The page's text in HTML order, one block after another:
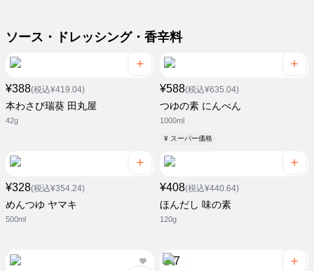
ソース・ドレッシング・香辛料
¥388(税込¥419.04)
本わさび瑞葵 田丸屋
42g
¥588(税込¥635.04)
つゆの素 にんべん
1000ml
¥ スーパー価格
¥328(税込¥354.24)
めんつゆ ヤマキ
500ml
¥408(税込¥440.64)
ほんだし 味の素
120g